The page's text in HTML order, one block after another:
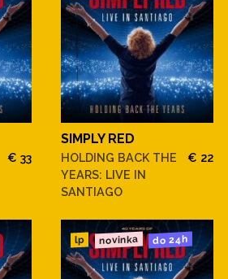
€ 33
SIMPLY RED
HOLDING BACK THE
YEARS: LIVE IN
SANTIAGO
€ 22
lp novinka do 24h